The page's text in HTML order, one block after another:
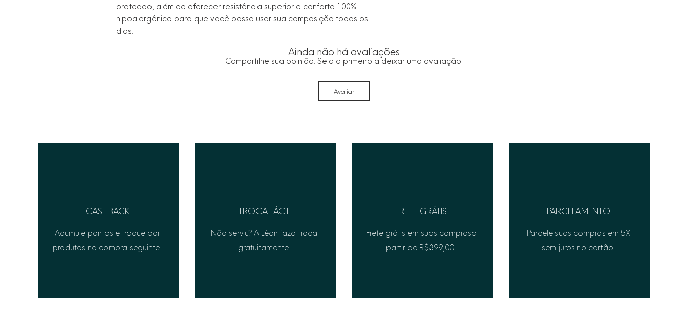
prateado, além de oferecer resistência superior e conforto 100%
hipoalergênico para que você possa usar sua composição todos os
dias.
Ainda não há avaliações
Compartilhe sua opinião. Seja o primeiro a deixar uma avaliação.
Avaliar
PARCELAMENTO
Parcele suas compras em 5X
sem juros no cartão.
FRETE GRÁTIS
Frete grátis em suas comprasa
partir de R$399,00.
TROCA FÁCIL
Não serviu? A Lèon faza troca
gratuitamente.
CASHBACK
Acumule pontos e troque por
produtos na compra seguinte.